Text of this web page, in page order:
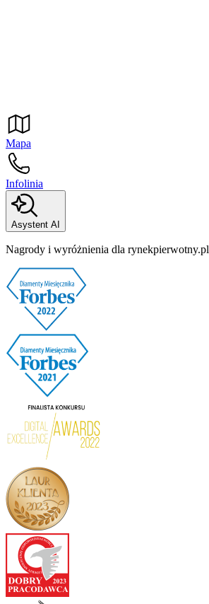
Mapa
Infolinia
Asystent AI
Nagrody i wyróżnienia dla rynekpierwotny.pl